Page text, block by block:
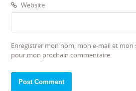
Website
Enregistrer mon nom, mon e-mail et mon
pour mon prochain commentaire.